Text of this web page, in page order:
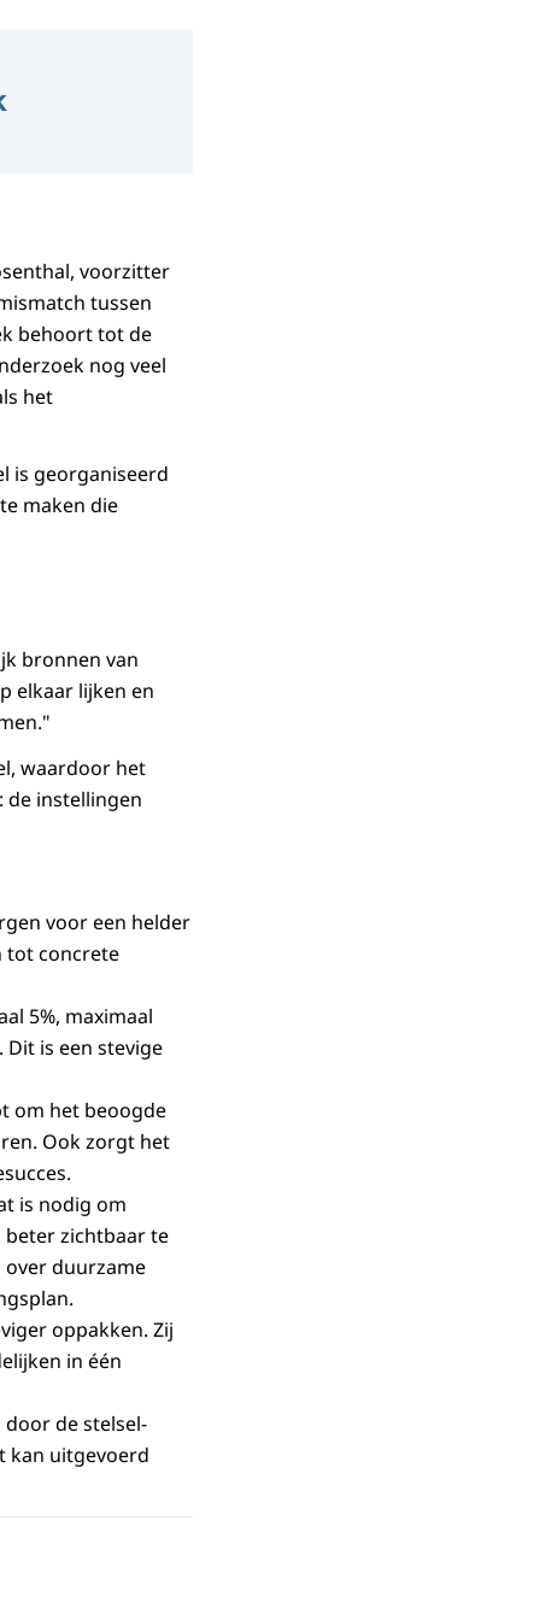
voorzitter
tussen
behoort tot de
nog veel
het
is georganiseerd
maken die
bronnen van
elkaar lijken en
waardoor het
de instellingen
voor een helder
tot concrete
5%, maximaal
is een stevige
om het beoogde
Ook zorgt het
is nodig om
zichtbaar te
over duurzame
oppakken. Zij
in één
door de stelsel­
kan uitgevoerd